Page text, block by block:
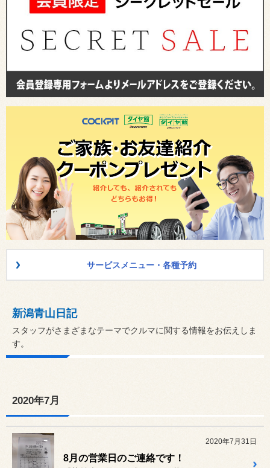
サービスメニュー・各種予約
新潟青山日記
スタッフがさまざまなテーマでクルマに関する情報をお伝えしま
す。
2020年7月
2020年7月31日
8月の営業日のご連絡です！